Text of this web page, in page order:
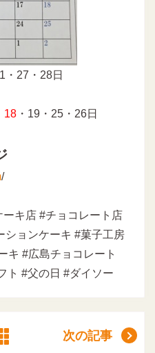
・27・28日
18 ・19・25・26日
/
キ店 #チョコレート店
ションケーキ #菓子工房
キ #広島チョコレート
ト #父の日 #ダイソー
次の記事